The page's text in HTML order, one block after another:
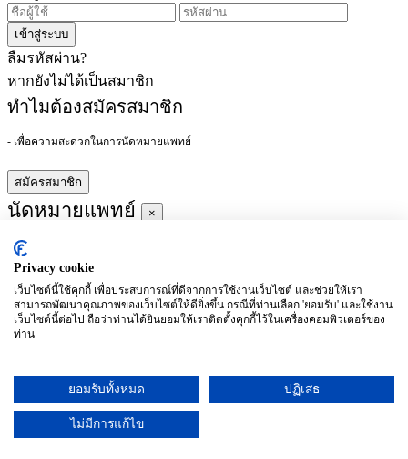
เข้าสู่ระบบ
ลืมรหัสผ่าน?
หากยังไม่ได้เป็นสมาชิก
ทำไมต้องสมัครสมาชิก
- เพื่อความสะดวกในการนัดหมายแพทย์
สมัครสมาชิก
นัดหมายแพทย์ ×
ผู้ชำนาญการ
ประจำ :
อาทิตย์
จันทร์
(27/09)
อังคาร
(28/09)
พุธ
พฤหัสบดี
ศุกร์
เสาร์
Privacy cookie
เว็บไซต์นี้ใช้คุกกี้ เพื่อประสบการณ์ที่ดีจากการใช้งานเว็บไซต์ และช่วยให้เรา
สามารถพัฒนาคุณภาพของเว็บไซต์ให้ดียิ่งขึ้น กรณีที่ท่านเลือก 'ยอมรับ' และใช้งาน
เว็บไซต์นี้ต่อไป ถือว่าท่านได้ยินยอมให้เราติดตั้งคุกกี้ไว้ในเครื่องคอมพิวเตอร์ของ
ท่าน
ยอมรับทั้งหมด ปฏิเสธ
ไม่มีการแก้ไข